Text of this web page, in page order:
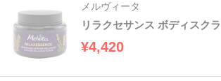
メルヴィータ
リラクセサンス ボディスク
¥4,420